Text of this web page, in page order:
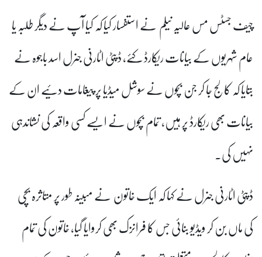
چیف جسٹس مس عالیہ نیلم نے استفسار کیا کہ کیا آپ نے دیگر طلبہ یا
عام شہریوں کے بیانات ریکارڈ کئے، ڈپٹی اٹارنی جنرل اسد باجوہ نے
بتایا کہ کالج جا کر جن بچوں نے سوشل میڈیا پر پیغامات دئیے ان کے
بیانات بھی ریکارڈ پر ہیں، تمام بچوں نے ایسے کسی واقعہ کی نشاندہی
نہیں کی۔
ڈپٹی اٹارنی جنرل نے کہا کہ ایک خاتون نے مبینہ طور پر متاثرہ بچی
کی ماں بن کر ویڈیو بنائی جس کا فرانزک بھی کروایا گیا، خاتون کی تمام